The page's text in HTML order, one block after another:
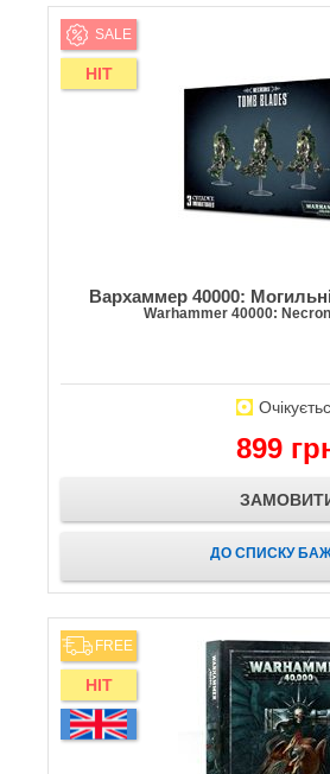
SALE
HIT
Вархаммер 40000:
Warhammer 40000:
899
ДО СПИСКУ
FREE
HIT